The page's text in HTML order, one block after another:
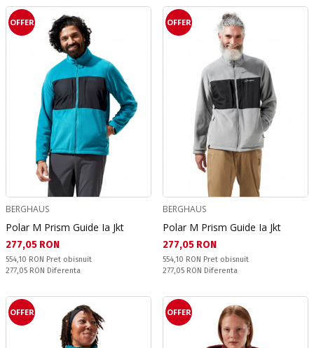
OFFER
BERGHAUS
Polar M Prism Guide Ia Jkt
Текуща цена:
277,05 RON
Pret obisnuit:
554,10 RON Pret obisnuit
Спестявате:
277,05 RON Diferenta
OFFER
BERGHAUS
Polar M Prism Guide Ia Jkt
Текуща цена:
277,05 RON
Pret obisnuit:
554,10 RON Pret obisnuit
Спестявате:
277,05 RON Diferenta
OFFER OFFER